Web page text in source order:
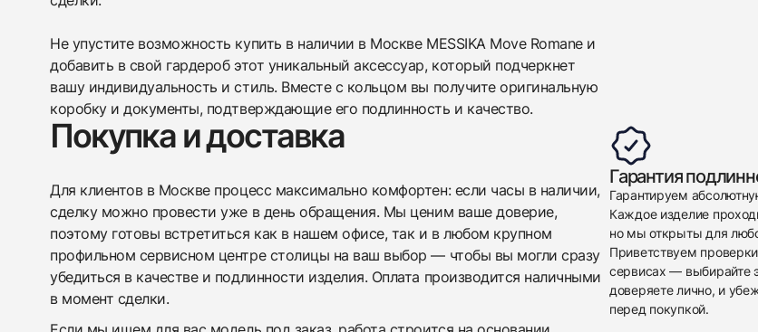
Не упустите возможность купить в наличии в Москве MESSIKA Move Romane и
добавить в свой гардероб этот уникальный аксессуар, который подчеркнет
вашу индивидуальность и стиль. Вместе с кольцом вы получите оригинальную
коробку и документы, подтверждающие его подлинность и качество.
Покупка и доставка
Для клиентов в Москве процесс максимально комфортен: если часы в наличии,
сделку можно провести уже в день обращения. Мы ценим ваше доверие,
поэтому готовы встретиться как в нашем офисе, так и в любом крупном
профильном сервисном центре столицы на ваш выбор — чтобы вы могли сразу
убедиться в качестве и подлинности изделия. Оплата производится наличными
в момент сделки.
Гарантия
Гарантируем
Каждое изделие
но мы открыты для
Приветствуем
сервисах — выбирайте
доверяете лично, и
перед покупкой.
Приложите фото ваших часов…